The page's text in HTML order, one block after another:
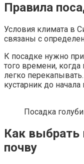
Правила
Условия климата в
связаны с
К посадке нужно
того времени, когда
легко
кустарник до
Посадка
Как выбрать
почву